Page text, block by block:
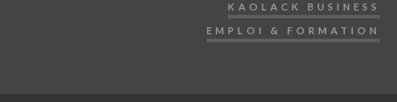
KAOLACK BUSINESS
EMPLOI & FORMATION